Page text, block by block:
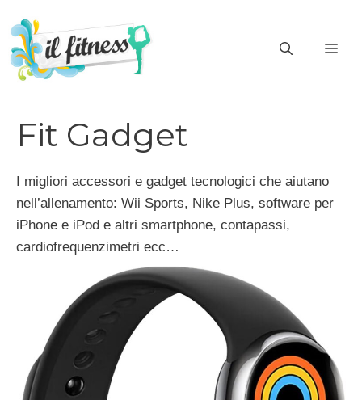
contenuto
Fit Gadget
I migliori accessori e gadget tecnologici che aiutano
nell’allenamento: Wii Sports, Nike Plus, software per
iPhone e iPod e altri smartphone, contapassi,
cardiofrequenzimetri ecc…